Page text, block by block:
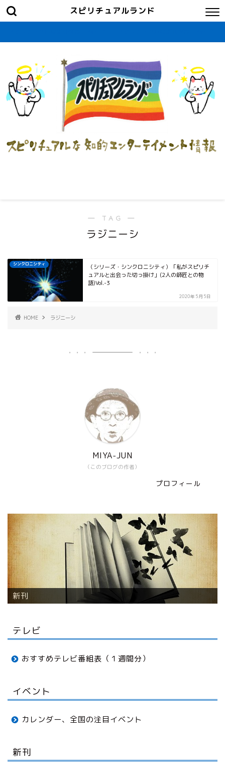
スピリチュアルランド
― TAG ―
ラジニーシ
シンクロニシティ
（シリーズ・シンクロニシティ）「私がスピリチ
ュアルと出会った切っ掛け」(2人の師匠との物
語)Vol.-3
2020年5月5日
HOME ラジニーシ
（このブログの作者）
MIYA-JUN
プロフィール
テレビ
おすすめテレビ番組表（１週間分）
イベント
カレンダー、全国の注目イベント
新刊